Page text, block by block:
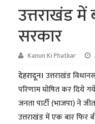
उत्तराखंड में
सरकार
Kanun Ki Phatkar
देहरादून। उत्तराखंड
परिणाम घोषित कर दिये
जनता पार्टी (भाजपा) ने
उत्तराखंड में एक बार फिर